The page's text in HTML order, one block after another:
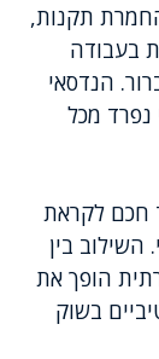
תקנות,
בעבודה
הנדסאי
נפרד מכל
חכם לקראת
בין
הופך את
בשוק